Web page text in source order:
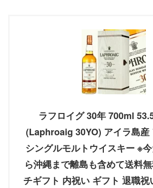
ラフロイグ 30年 700ml
(Laphroaig 30YO) アイラ島産
シングルモルトウイスキー ※
ら沖縄まで離島も含めて送料
チギフト 内祝い ギフト 退職